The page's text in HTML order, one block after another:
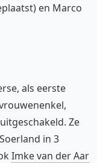
en Marco
als eerste
Ze
in 3
Imke van der Aar